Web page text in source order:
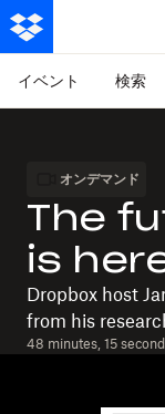
イベント 検索
オンデマンド
The
is
Dropbox host
from his
48 minutes, 15